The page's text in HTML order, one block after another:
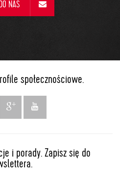
NAS
społecznościowe.
i porady. Zapisz się do